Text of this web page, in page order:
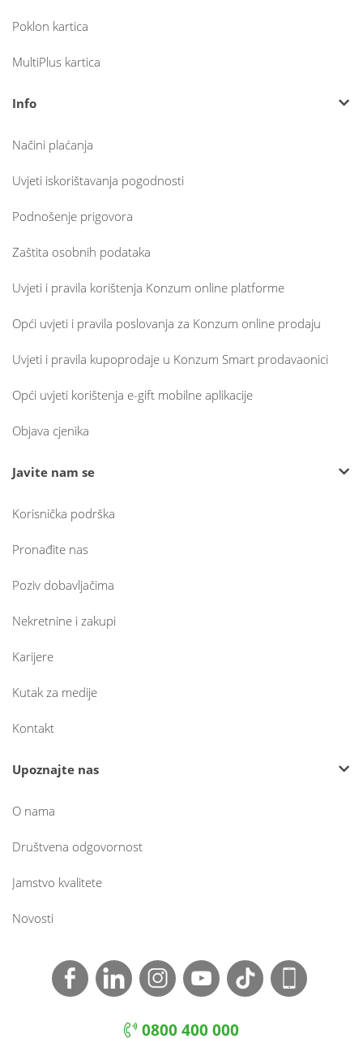
Poklon kartica
MultiPlus kartica
Info
Načini plaćanja
Uvjeti iskorištavanja pogodnosti
Podnošenje prigovora
Zaštita osobnih podataka
Uvjeti i pravila korištenja Konzum online platforme
Opći uvjeti i pravila poslovanja za Konzum online prodaju
Uvjeti i pravila kupoprodaje u Konzum Smart prodavaonici
Opći uvjeti korištenja e-gift mobilne aplikacije
Objava cjenika
Javite nam se
Korisnička podrška
Pronađite nas
Poziv dobavljačima
Nekretnine i zakupi
Karijere
Kutak za medije
Kontakt
Upoznajte nas
O nama
Društvena odgovornost
Jamstvo kvalitete
Novosti
0800 400 000